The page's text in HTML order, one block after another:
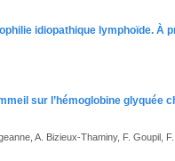
idiopathique lymphoïde. À
sur l’hémoglobine glyquée
A. Bizieux-Thaminy, F. Goupil,